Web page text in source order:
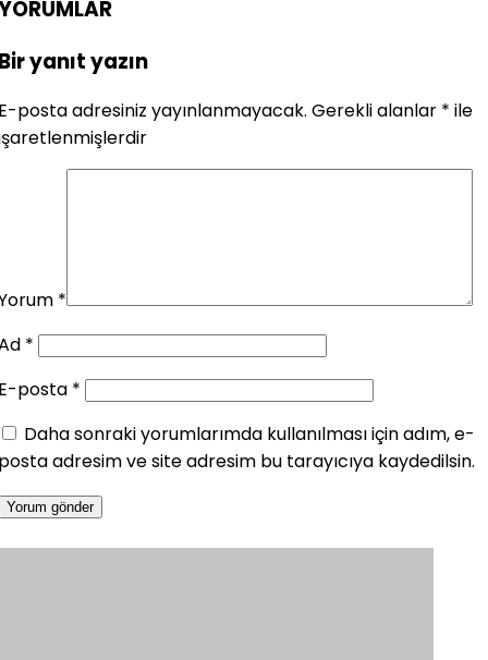
yanıt yazın
posta adresiniz yayınlanmayacak. Gerekli alanlar * ile
*
*
posta *
Daha sonraki yorumlarımda kullanılması için adım, e-
adresim ve site adresim bu tarayıcıya kaydedilsin.